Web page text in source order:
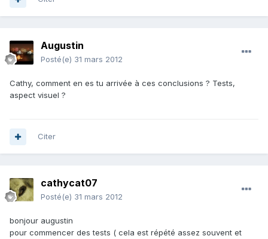
Augustin
Posté(e) 31 mars 2012
Cathy, comment en es tu arrivée à ces conclusions ? Tests,
aspect visuel ?
Citer
cathycat07
Posté(e) 31 mars 2012
bonjour augustin
pour commencer des tests ( cela est répété assez souvent et